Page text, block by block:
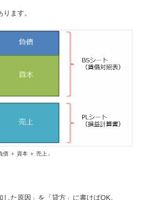
ます。
＋ 資本 ＋ 売上」
た原因」を「貸方」に書けばOK。